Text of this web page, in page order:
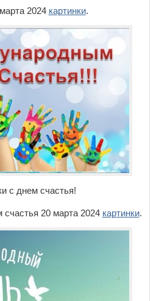
2024 картинки.
с днем счастья!
20 марта 2024 картинки.